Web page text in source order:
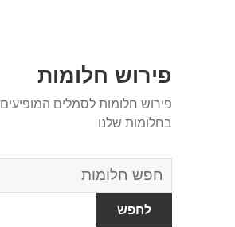
פירוש חלומות
פירוש חלומות לסמלים המופיעים
בחלומות שלנו
מילון
החלומות